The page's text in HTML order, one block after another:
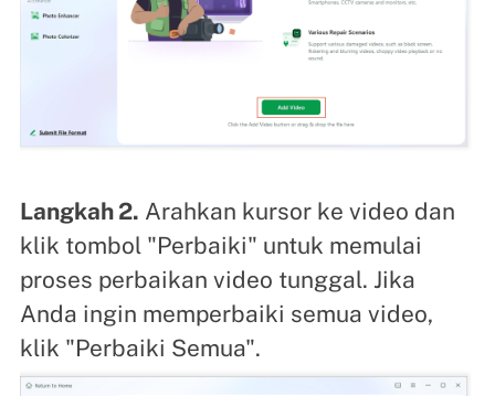
Langkah 2. Arahkan kursor ke video dan
klik tombol "Perbaiki" untuk memulai
proses perbaikan video tunggal. Jika
Anda ingin memperbaiki semua video,
klik "Perbaiki Semua".